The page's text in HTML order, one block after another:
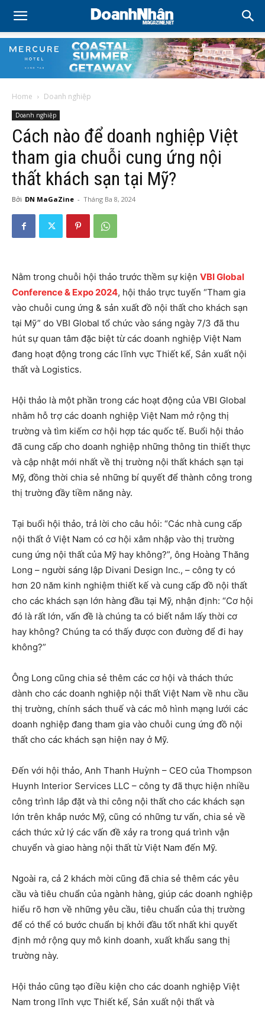
Home Doanh nghiệp
Doanh nghiệp
Cách nào để doanh nghiệp Việt
tham gia chuỗi cung ứng nội
thất khách sạn tại Mỹ?
Bởi DN MaGaZine - Tháng Ba 8, 2024
Nằm trong chuỗi hội thảo trước thềm sự kiện VBI Global
Conference & Expo 2024, hội thảo trực tuyến “Tham gia
vào chuỗi cung ứng & sản xuất đồ nội thất cho khách sạn
tại Mỹ” do VBI Global tổ chức vào sáng ngày 7/3 đã thu
hút sự quan tâm đặc biệt từ các doanh nghiệp Việt Nam
đang hoạt động trong các lĩnh vực Thiết kế, Sản xuất nội
thất và Logistics.
Hội thảo là một phần trong các hoạt động của VBI Global
nhằm hỗ trợ các doanh nghiệp Việt Nam mở rộng thị
trường và tìm kiếm cơ hội hợp tác quốc tế. Buổi hội thảo
đã cung cấp cho doanh nghiệp những thông tin thiết thực
và cập nhật mới nhất về thị trường nội thất khách sạn tại
Mỹ, đồng thời chia sẻ những bí quyết để thành công trong
thị trường đầy tiềm năng này.
Tại buổi hội thảo, trả lời cho câu hỏi: “Các nhà cung cấp
nội thất ở Việt Nam có cơ hội xâm nhập vào thị trường
cung ứng nội thất của Mỹ hay không?”, ông Hoàng Thăng
Long – người sáng lập Divani Design Inc., – công ty có
hơn 20 năm kinh nghiệm thiết kế và cung cấp đồ nội thất
cho các khách sạn lớn hàng đầu tại Mỹ, nhận định: “Cơ hội
đó là rất lớn, vấn đề là chúng ta có biết nắm lấy thời cơ
hay không? Chúng ta có thấy được con đường để đi hay
không?”
Ông Long cũng chia sẻ thêm các cơ hội và thách thức
dành cho các doanh nghiệp nội thất Việt Nam về nhu cầu
thị trường, chính sách thuế và các mô hình mạng lưới các
doanh nghiệp đang tham gia vào chuỗi cung ứng đồ nội
thất cho các khách sạn hiện nay ở Mỹ.
Đến với hội thảo, Anh Thanh Huỳnh – CEO của Thompson
Huynh Interior Services LLC – công ty đã thực hiện nhiều
công trình lắp đặt và thi công nội thất cho các khách sạn
lớn trên khắp nước Mỹ, cũng có những tư vấn, chia sẻ về
cách thức xử lý các vấn đề xảy ra trong quá trình vận
chuyển và giao hàng nội thất từ Việt Nam đến Mỹ.
Ngoài ra, cả 2 khách mời cũng đã chia sẻ thêm các yêu
cầu và tiêu chuẩn của ngành hàng, giúp các doanh nghiệp
hiểu rõ hơn về những yêu cầu, tiêu chuẩn của thị trường
để có thể có bước chuẩn bị khởi đầu tốt nhất khi quyết
định mở rộng quy mô kinh doanh, xuất khẩu sang thị
trường này.
Hội thảo cũng tạo điều kiện cho các doanh nghiệp Việt
Nam trong lĩnh vực Thiết kế, Sản xuất nội thất và